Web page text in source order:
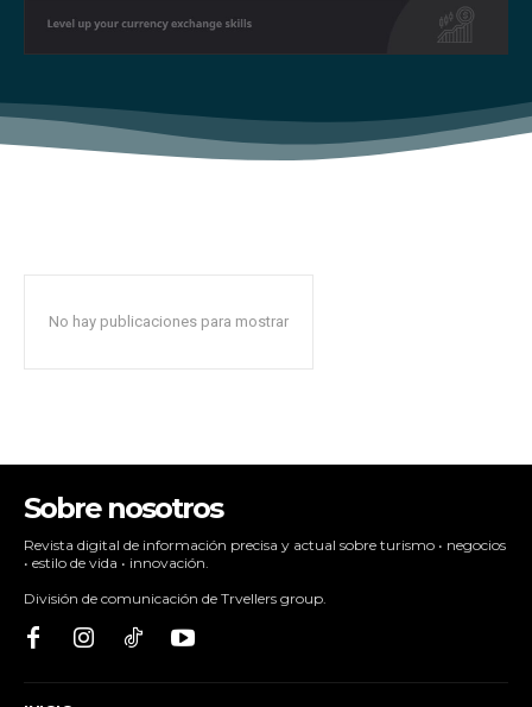
out!
No hay publicaciones para mostrar
Sobre nosotros
Revista digital de información precisa y actual sobre turismo • negocios
• estilo de vida • innovación.
División de comunicación de Trvellers group.